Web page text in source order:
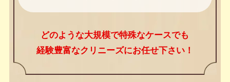
どのような大規模で特殊なケースでも
経験豊富なクリニーズにお任せ下さい！